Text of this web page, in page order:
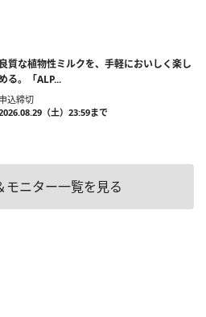
良質な植物性ミルクを、手軽においしく楽し
る。「ALP...
申込締切
（土）23:59まで
モニター一覧を見る